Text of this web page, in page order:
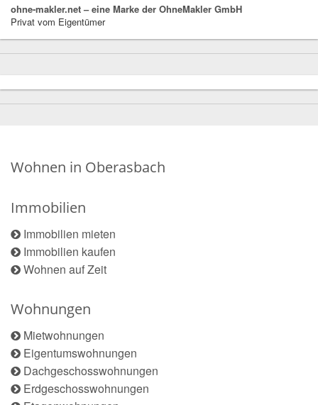
ohne-makler.net – eine Marke der OhneMakler GmbH
Privat vom Eigentümer
Wohnen in Oberasbach
Immobilien
Immobilien mieten
Immobilien kaufen
Wohnen auf Zeit
Wohnungen
Mietwohnungen
Eigentumswohnungen
Dachgeschosswohnungen
Erdgeschosswohnungen